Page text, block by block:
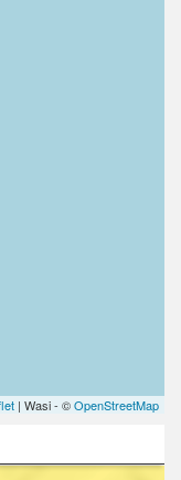
| Wasi - ©OpenStreetMap